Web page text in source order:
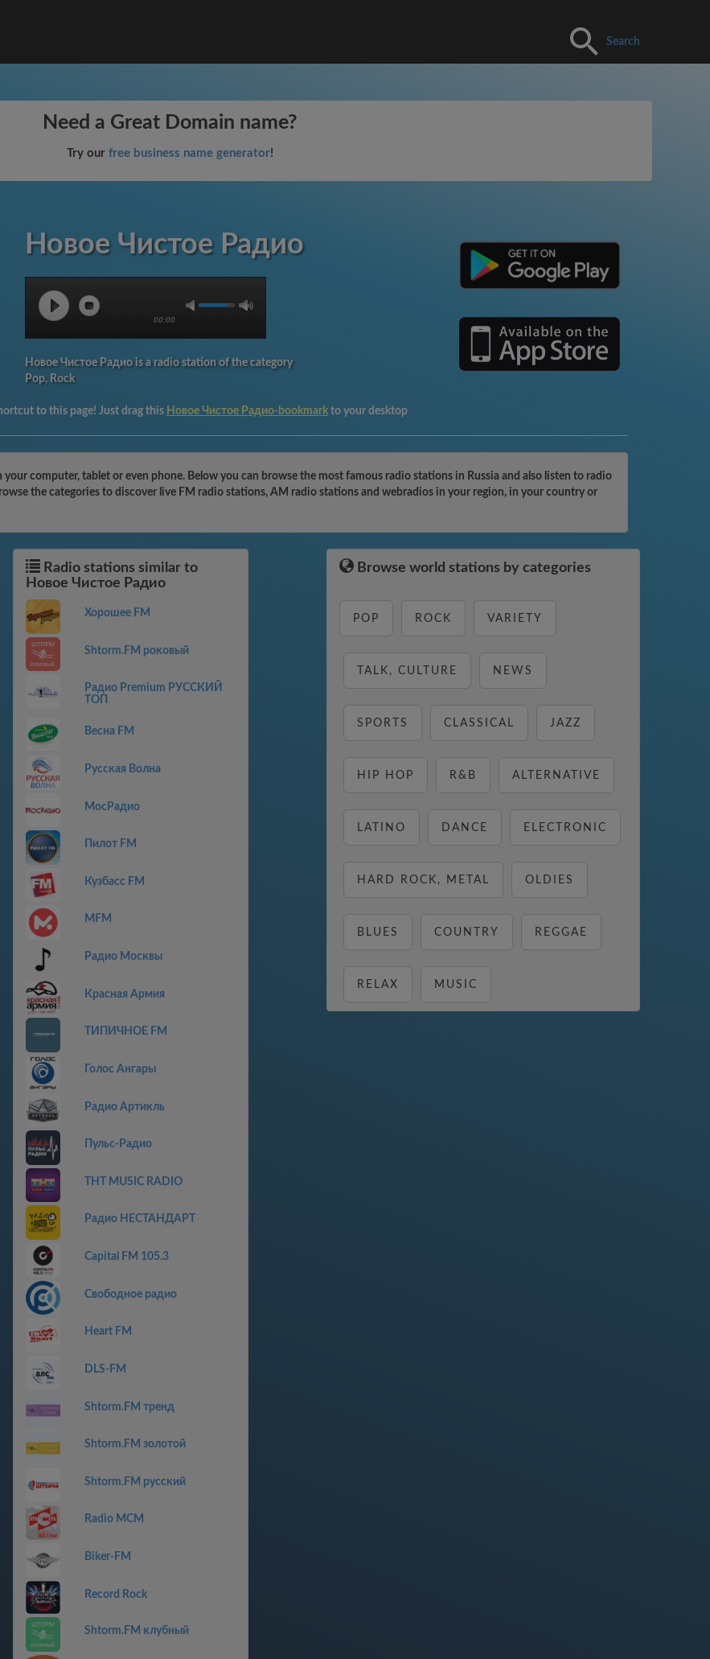
Search
Need a Great Domain name?
Try our free business name generator!
Новое Чистое Радио
00:00
Новое Чистое Радио is a radio station of the category
Pop, Rock
to this page! Just drag this Новое Чистое Радио-bookmark to your desktop
computer, tablet or even phone. Below you can browse the most famous radio stations in Russia and also listen to radio
the categories to discover live FM radio stations, AM radio stations and webradios in your region, in your country or
Radio stations similar to
Новое Чистое Радио
Хорошее FM
Shtorm.FM роковый
Радио Premium РУССКИЙ
ТОП
Весна FM
Русская Волна
МосРадио
Пилот FM
Кузбасс FM
MFM
Радио Москвы
Красная Армия
ТИПИЧНОЕ FM
Голос Ангары
Радио Артикль
Пульс-Радио
THT MUSIC RADIO
Радио НЕСТАНДАРТ
Capital FM 105.3
Свободное радио
Heart FM
DLS-FM
Shtorm.FM тренд
Shtorm.FM золотой
Shtorm.FM русский
Radio MCM
Biker-FM
Record Rock
Shtorm.FM клубный
Browse world stations by categories
POP ROCK VARIETY
TALK, CULTURE NEWS
SPORTS CLASSICAL JAZZ
HIP HOP R&B ALTERNATIVE
LATINO DANCE ELECTRONIC
HARD ROCK, METAL OLDIES
BLUES COUNTRY REGGAE
RELAX MUSIC